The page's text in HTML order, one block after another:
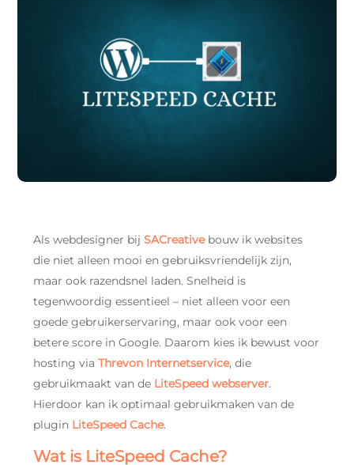
Als webdesigner bijSACreativebouw ik websites
die niet alleen mooi en gebruiksvriendelijk zijn,
maar ook razendsnel laden. Snelheid is
tegenwoordig essentieel – niet alleen voor een
goede gebruikerservaring, maar ook voor een
betere score in Google. Daarom kies ik bewust voor
hosting viaThrevon Internetservice, die
gebruikmaakt van de LiteSpeed webserver.
Hierdoor kan ik optimaal gebruikmaken van de
plugin LiteSpeed Cache.
Wat is LiteSpeed Cache?